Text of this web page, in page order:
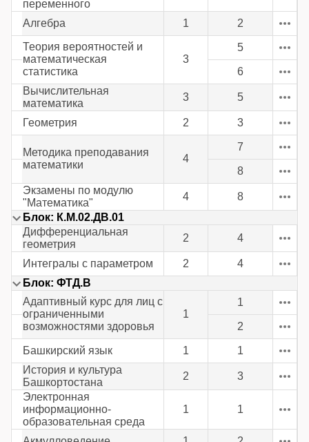
переменного
Алгебра 1
2
Теория вероятностей и
математическая
статистика
3
5
6
Вычислительная
математика
3 5
Геометрия 2 3
Методика преподавания
математики
4
7
8
Экзамены по модулю
"Математика"
4
8
Блок: К.М.02.ДВ.01
Дифференциальная
геометрия
2 4
Интегралы с параметром 2
4
Блок: ФТД.В
Адаптивный курс для лиц с
ограниченными
возможностями здоровья
1
1
2
Башкирский язык 1
1
История и культура
Башкортостана
2
3
Электронная
информационно-
образовательная среда
1 1